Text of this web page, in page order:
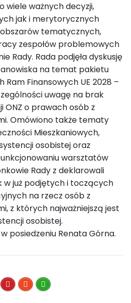
wiele ważnych decyzji,
jak i merytorycznych
tematycznych,
zespołów problemowych
Rady. Rada podjęła dyskusję
na temat pakietu
Finansowych UE 2028 –
uwagę na brak
ONZ o prawach osób z
Omówiono także tematy
Mieszkaniowych,
osobistej oraz
warsztatów
Rady z deklarowali
w już podjętych i toczących
na rzecz osób z
z których najważniejszą jest
osobistej.
posiedzeniu Renata Górna.